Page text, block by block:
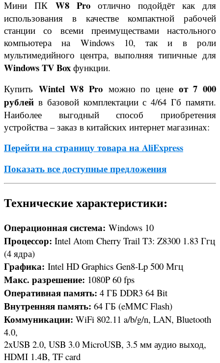
Мини ПК W8 Proотлично подойдёт как для
использования в качестве компактной рабочей
станции со всеми преимуществами настольного
компьютера на Windows 10, так и в роли
мультимедийного центра, выполняя типичные для
Windows TV Box функции.
Купить Wintel W8 Pro можно по цене от 7 000
рублей в базовой комплектации с 4/64 Гб памяти.
Наиболее выгодный способ приобретения
устройства – заказ в китайских интернет магазинах:
Перейти на страницу товара на AliExpress
Показать все доступные предложения
Технические характеристики:
Операционная система: Windows 10
Процессор: Intel Atom Cherry Trail T3: Z8300 1.83 Ггц
(4 ядра)
Графика: Intel HD Graphics Gen8-Lp 500 Мгц
Макс. разрешение: 1080P 60 fps
Оперативная память: 4 ГБ DDR3 64 Bit
Внутренняя память: 64 ГБ (eMMC Flash)
Коммуникации: WiFi 802.11 a/b/g/n, LAN, Bluetooth
4.0,
2xUSB 2.0, USB 3.0 MicroUSB, 3.5 мм аудио выход,
HDMI 1.4B, TF card